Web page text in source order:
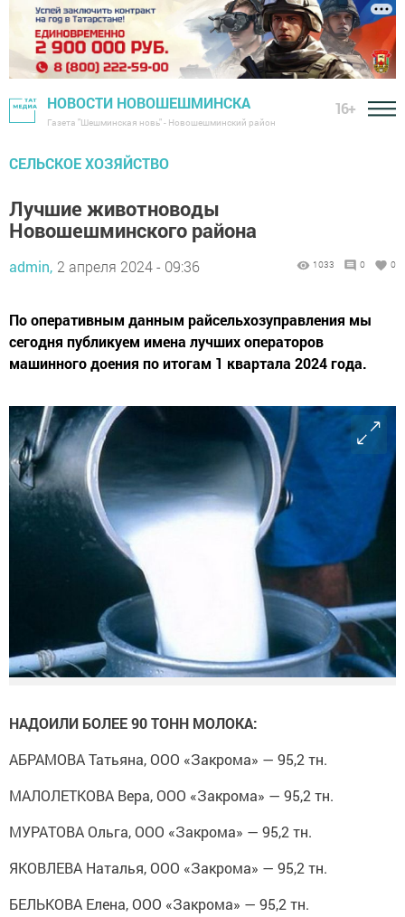
НОВОСТИ НОВОШЕШМИНСКА
Газета "Шешминская новь" - Новошешминский район
16+
СЕЛЬСКОЕ ХОЗЯЙСТВО
Лучшие животноводы
Новошешминского района
admin, 2 апреля 2024 - 09:36 1033 0 0
По оперативным данным райсельхозуправления мы
сегодня публикуем имена лучших операторов
машинного доения по итогам 1 квартала 2024 года.
НАДОИЛИ БОЛЕЕ 90 ТОНН МОЛОКА:
АБРАМОВА Татьяна, ООО «Закрома» — 95,2 тн.
МАЛОЛЕТКОВА Вера, ООО «Закрома» — 95,2 тн.
МУРАТОВА Ольга, ООО «Закрома» — 95,2 тн.
ЯКОВЛЕВА Наталья, ООО «Закрома» — 95,2 тн.
БЕЛЬКОВА Елена, ООО «Закрома» — 95,2 тн.